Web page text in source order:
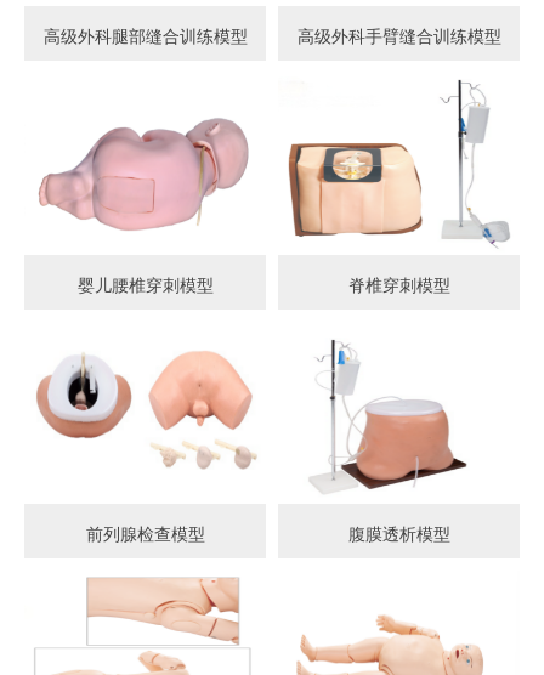
高级外科腿部缝合训练模型 高级外科手臂缝合训练模型
婴儿腰椎穿刺模型 脊椎穿刺模型
前列腺检查模型 腹膜透析模型